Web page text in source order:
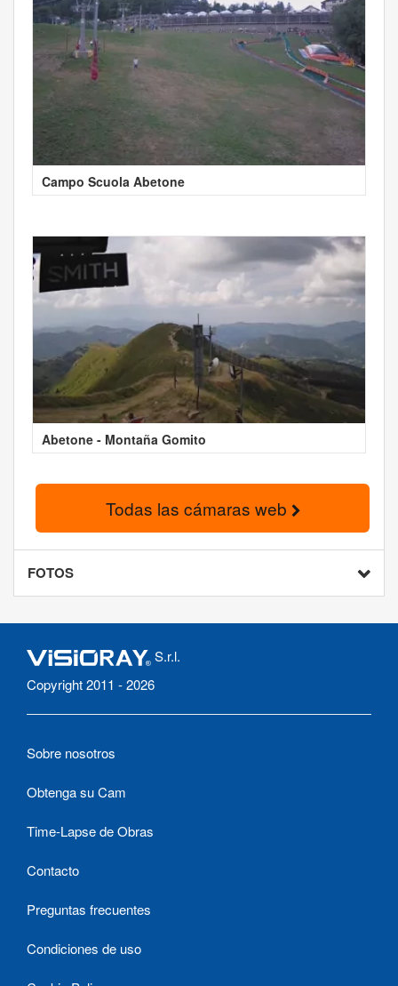
Campo Scuola Abetone
Abetone - Montaña Gomito
Todas las cámaras web
FOTOS
S.r.l.
Copyright 2011 - 2026
Sobre nosotros
Obtenga su Cam
Time-Lapse de Obras
Contacto
Preguntas frecuentes
Condiciones de uso